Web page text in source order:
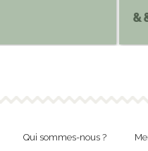
Qui sommes-nous ?